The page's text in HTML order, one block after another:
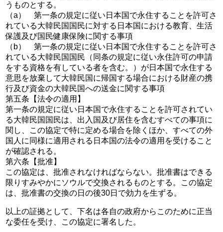
うものとする。
（a） 第一条の規定に従い日本国で永住することを許可さ
れている大韓民国国民に対する日本国における教育、生活
保護及び国民健康保険に関する事項
（b） 第一条の規定に従い日本国で永住することを許可さ
れている大韓民国国民（同条の規定に従い永住許可の申請
をする資格を有している者を含む。）が日本国で永住する
意思を放棄して大韓民国に帰国する場合における財産の携
行及び資金の大韓民国への送金に関する事項
第五条【法令の適用】
第一条の規定に従い日本国で永住することを許可されてい
る大韓民国国民は、出入国及び居住を含むすべての事項に
関し、この協定で特に定める場合を除くほか、すべての外
国人に同様に適用される日本国の法令の適用を受けること
が確認される。
第六条【批准】
この協定は、批准されなければならない。批准書はできる
限りすみやかにソウルで交換されるものとする。この協定
は、批准書の交換の日の後30日で効力を生ずる。
以上の証拠として、下名は各自の政府からこのために正当
な委任を受け、この協定に署名した。